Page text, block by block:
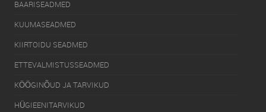
BAARISEADMED
KUUMASEADMED
KIIRTOIDU SEADMED
ETTEVALMISTUSSEADMED
KÖÖGINÕUD JA TARVIKUD
HÜGIEENITARVIKUD